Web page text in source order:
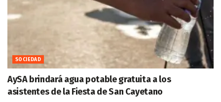
SOCIEDAD
AySA brindará agua potable gratuita a los
asistentes de la Fiesta de San Cayetano